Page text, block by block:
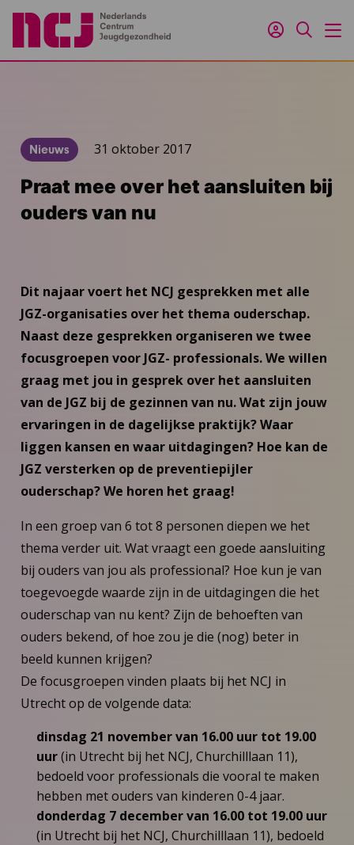
Inloggen
Zoeken
Nieuws 31 oktober 2017
Praat mee over het aansluiten bij
ouders van nu
Dit najaar voert het NCJ gesprekken met alle
JGZ-organisaties over het thema ouderschap.
Naast deze gesprekken organiseren we twee
focusgroepen voor JGZ- professionals. We willen
graag met jou in gesprek over het aansluiten
van de JGZ bij de gezinnen van nu. Wat zijn jouw
ervaringen in de dagelijkse praktijk? Waar
liggen kansen en waar uitdagingen? Hoe kan de
JGZ versterken op de preventiepijler
ouderschap? We horen het graag!
In een groep van 6 tot 8 personen diepen we het
thema verder uit. Wat vraagt een goede aansluiting
bij ouders van jou als professional? Hoe kun je van
toegevoegde waarde zijn in de uitdagingen die het
ouderschap van nu kent? Zijn de behoeften van
ouders bekend, of hoe zou je die (nog) beter in
beeld kunnen krijgen?
De focusgroepen vinden plaats bij het NCJ in
Utrecht op de volgende data:
dinsdag 21 november van 16.00 uur tot 19.00
uur(in Utrecht bij het NCJ, Churchilllaan 11),
bedoeld voor professionals die vooral te maken
hebben met ouders van kinderen 0-4 jaar.
donderdag 7 december van 16.00 tot 19.00 uur
(in Utrecht bij het NCJ, Churchilllaan 11), bedoeld